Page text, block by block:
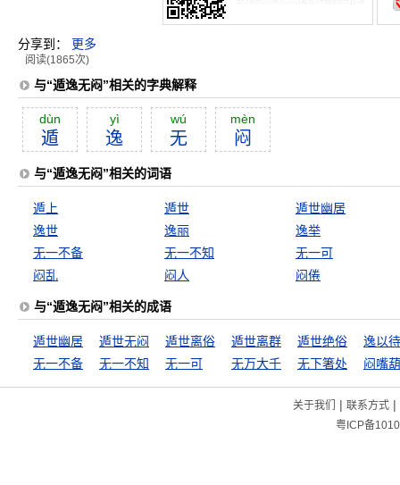
分享到： 更多
阅读(1865次)
与“遁逸无闷”相关的字典解释
dùn
遁
yì
逸
wú
无
mèn
闷
与“遁逸无闷”相关的词语
遁上 遁世
遁世幽居
逸世
逸丽
逸举
无一不备
无一不知
无一可
闷乱
闷人 闷倦
与“遁逸无闷”相关的成语
遁世幽居 遁世无闷 遁世离俗 遁世离群 遁世绝俗
逸以
无一不备
无一不知 无一可 无万大千 无下箸处 闷嘴
关于我们 | 联系方式|
粤ICP备